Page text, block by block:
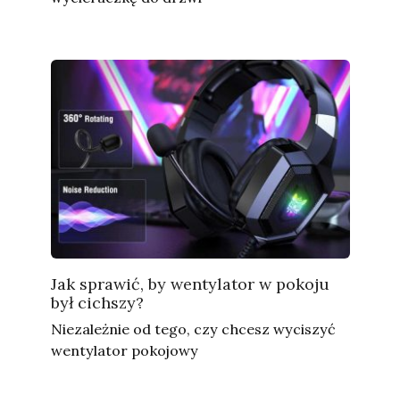
Jak sprawić, by wentylator w pokoju
był cichszy?
Niezależnie od tego, czy chcesz wyciszyć
wentylator pokojowy